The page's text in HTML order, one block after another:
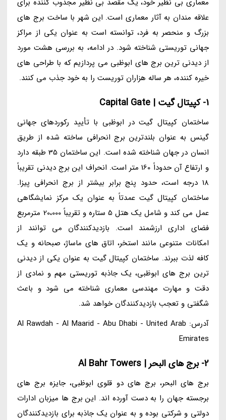
معماری بی نظیر خود، یک مقصد بی نظیر مجذوب کننده برای
علاقه مندان به آثار معماری است. این شهر با ساخت برج های
بزرگ و منحصر به فرد، توانسته است به عنوان یکی از مراکز
جهانی توریستی شناخته شود. در ادامه، به بررسی هشت مورد
از دیدنی ترین برج های ابوظبی می پردازیم که با طراحی های
خیره کننده، هر ساله هزاران توریست را به خود جذب می کنند.
1- کپیتال گیت | Capital Gate
ساختمان کپیتال گیت در ابوظبی با تأیید رکوردهای جهانی
گینس به عنوان بلندترین برج انحرافی ساخته شده از طریق
انسان در جهان شناخته شده است. این ساختمان 35 طبقه دارد
و ارتفاع آن حدوداً 160 متر است. انحراف این برج دیدنی تقریباً
18 درجه است، حدود پنج برابر بیشتر از برج انحرافی پیزا.
ساختمان کپیتال گیت عمدتاً به عنوان یک مرکز نمایشگاهی
عمل می کند و شامل یک هتل 5 ستاره و تقریباً 20،000 مترمربع
فضای اداری ارزشمند است. بازدیدکنندگان می توانند از
امکانات متنوعی مانند استخر، اتاق های ماساژ، صبحانه و یک
کافه لذت ببرند. ساختمان کپیتال گیت به عنوان یکی از دیدنی
ترین برج های ابوظبی، یک جاذبه توریستی مهم و نمادی از
دقت و مهارت مهندسی معماری شناخته می شود و باعث
شگفتی و تعجب بازدیدکنندگان خواهد شد.
آدرس: Al Rawdah - Al Maarid - Abu Dhabi - United Arab
Emirates
2- برج های البحر | Al Bahr Towers
برج های البحر، برج های دو قلوی ابوظبی، جایزه برج های
برجسته جهان را به دست آورده اند. این برج ها میزبان ادارات
دولتی و شرکتی بوده و به عنوان یک جاذبه برای بازدیدکنندگان